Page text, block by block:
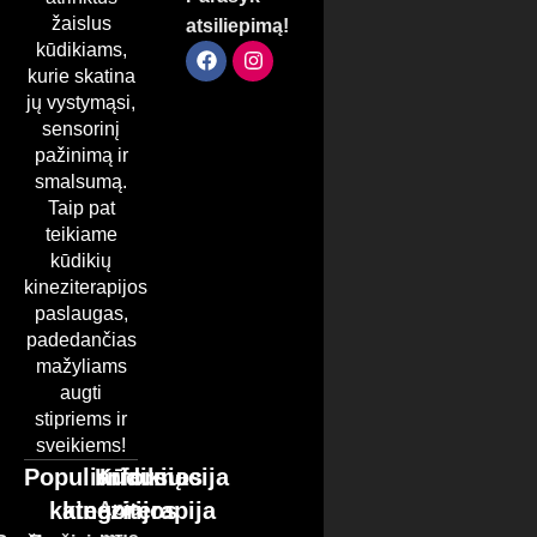
žaislus
kūdikiams,
kurie skatina
jų vystymąsi,
sensorinį
pažinimą ir
smalsumą.
Taip pat
teikiame
kūdikių
kineziterapijos
paslaugas,
padedančias
mažyliams
augti
stipriems ir
sveikiems!
Populiariausios
kategorijos
Kūdikių
kineziterapija
Informacija
Apie
atsiliepimą!